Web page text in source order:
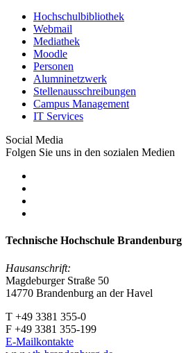
Hochschulbibliothek
Webmail
Mediathek
Moodle
Personen
Alumninetzwerk
Stellenausschreibungen
Campus Management
IT Services
Social Media
Folgen Sie uns in den sozialen Medien
Technische Hochschule Brandenburg
Hausanschrift:
Magdeburger Straße 50
14770 Brandenburg an der Havel
T +49 3381 355-0
F +49 3381 355-199
E-Mailkontakte